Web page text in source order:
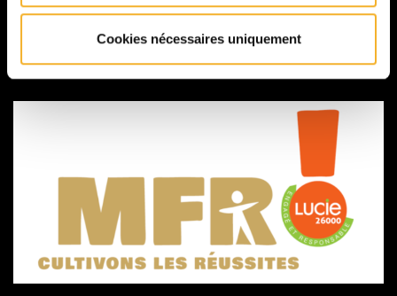
Cookies nécessaires uniquement
Présentation
Galerie